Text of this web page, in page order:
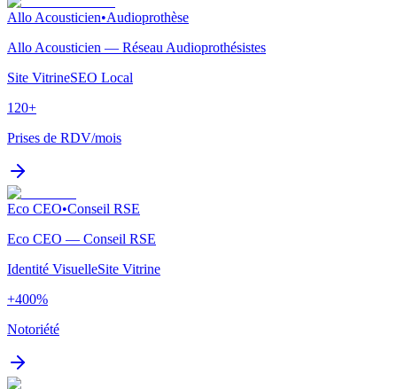
Allo Acousticien•Audioprothèse
Allo Acousticien — Réseau Audioprothésistes
Site VitrineSEO Local
120+
Prises de RDV/mois
Eco CEO•Conseil RSE
Eco CEO — Conseil RSE
Identité VisuelleSite Vitrine
+400%
Notoriété